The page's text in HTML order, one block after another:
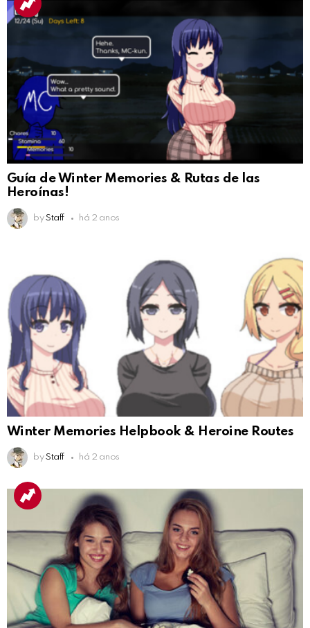
Guía de Winter Memories & Rutas de las
Heroínas!
by Staff há 2 anos
Winter Memories Helpbook & Heroine Routes
by Staff há 2 anos